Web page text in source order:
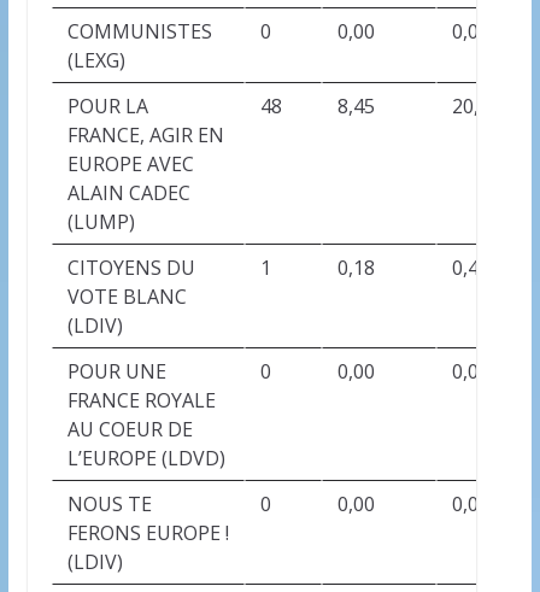
COMMUNISTES
(LEXG)
0 0,00 0,00
POUR LA
FRANCE, AGIR EN
EUROPE AVEC
ALAIN CADEC
(LUMP)
48 8,45 20,17
CITOYENS DU
VOTE BLANC
(LDIV)
1 0,18 0,42
POUR UNE
FRANCE ROYALE
AU COEUR DE
L’EUROPE (LDVD)
0 0,00 0,00
NOUS TE
FERONS EUROPE !
(LDIV)
0 0,00 0,00